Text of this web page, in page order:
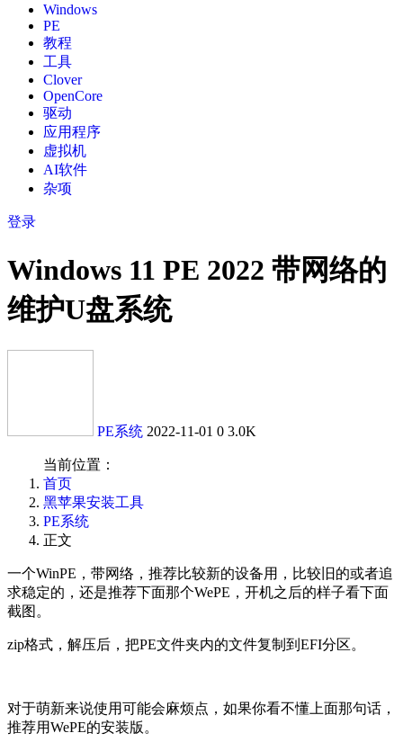
Windows
PE
教程
工具
Clover
OpenCore
驱动
应用程序
虚拟机
AI软件
杂项
登录
Windows 11 PE 2022 带网络的
维护U盘系统
PE系统 2022-11-01 0 3.0K
当前位置：
首页
黑苹果安装工具
PE系统
正文
一个WinPE，带网络，推荐比较新的设备用，比较旧的或者追
求稳定的，还是推荐下面那个WePE，开机之后的样子看下面
截图。
zip格式，解压后，把PE文件夹内的文件复制到EFI分区。
对于萌新来说使用可能会麻烦点，如果你看不懂上面那句话，
推荐用WePE的安装版。